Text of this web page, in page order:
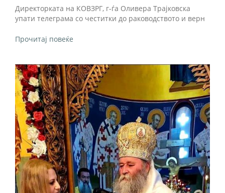
Директорката на КОВЗРГ, г-ѓа Оливера Трајковска
упати телеграма со честитки до раководството и верн
Прочитај повеќе